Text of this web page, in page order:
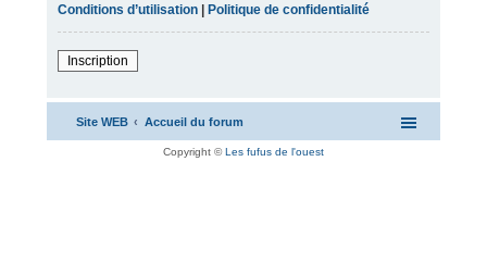
Conditions d’utilisation| Politique de confidentialité
Inscription
Site WEB Accueil du forum
Copyright ©Les fufus de l'ouest